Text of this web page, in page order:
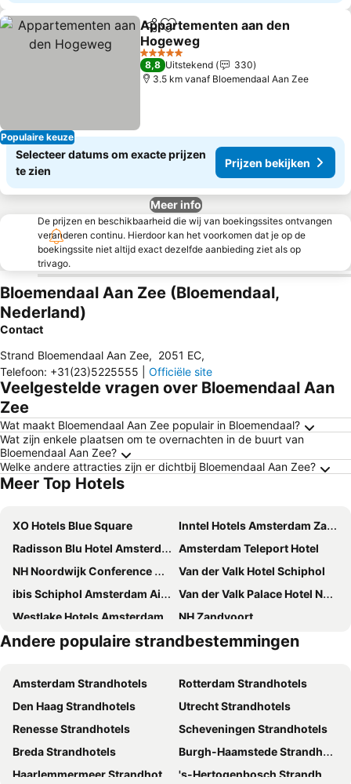
Populaire keuze
DelenToevoegen aan favorieten
Appartementen aan den
Hogeweg
5 Sterren
8,8 Uitstekend
330
3.5 km vanaf Bloemendaal Aan Zee
Selecteer datums om exacte prijzen
te zien
Prijzen bekijken
Meer info
De prijzen en beschikbaarheid die wij van boekingssites ontvangen
veranderen continu. Hierdoor kan het voorkomen dat je op de
boekingssite niet altijd exact dezelfde aanbieding ziet als op
trivago.
Bloemendaal Aan Zee (Bloemendaal,
Nederland)
Contact
Strand Bloemendaal Aan Zee, 2051 EC,
Telefoon: +31(23)5225555 Officiële site
Veelgestelde vragen over Bloemendaal Aan
Zee
Wat maakt Bloemendaal Aan Zee populair in Bloemendaal?
Wat zijn enkele plaatsen om te overnachten in de buurt van
Bloemendaal Aan Zee?
Welke andere attracties zijn er dichtbij Bloemendaal Aan Zee?
Meer Top Hotels
XO Hotels Blue Square
Inntel Hotels Amsterdam Zaandam
Radisson Blu Hotel Amsterdam Airport
Amsterdam Teleport Hotel
NH Noordwijk Conference Centre Leeuwenhorst
Van der Valk Hotel Schiphol
ibis Schiphol Amsterdam Airport
Van der Valk Palace Hotel Noordwijk
Westlake Hotels Amsterdam
NH Zandvoort
Courtyard by Marriott Amsterdam Airport
NH Amsterdam Schiphol Airport
Corendon Urban Amsterdam Schiphol Airport Hotel
ibis budget Amsterdam Airport
Holiday Inn Express Amsterdam - Schiphol By Ihg
Fletcher Hotel-Restaurant De Witte Raaf
HOTELUX Amsterdam Airport Hotel
Two Brothers Noordwijk Beach Hotel
Best Western Plus Amsterdam Airport Hotel
Zaan Hotel Amsterdam Zaandam
Van der Valk Hotel Haarlem
Corendon Amsterdam Schiphol Airport, a Tribute Portfolio Hotel
Andere populaire strandbestemmingen
Amsterdam Strandhotels
Rotterdam Strandhotels
Den Haag Strandhotels
Utrecht Strandhotels
Renesse Strandhotels
Scheveningen Strandhotels
Breda Strandhotels
Burgh-Haamstede Strandhotels
Haarlemmermeer Strandhotels
's-Hertogenbosch Strandhotels